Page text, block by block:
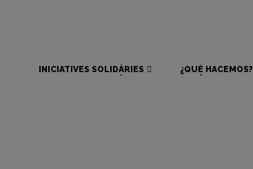
INICIATIVES SOLIDÀRIES
¿QUÉ HACEMOS?